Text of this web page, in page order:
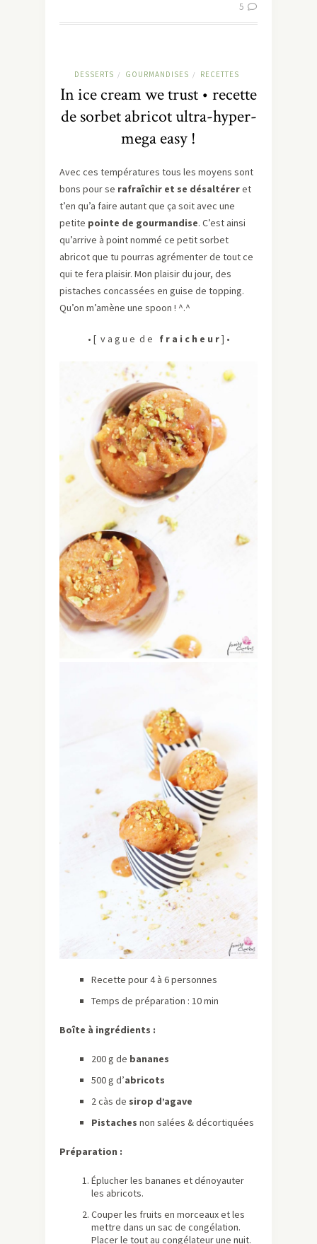
5
DESSERTS / GOURMANDISES / RECETTES
In ice cream we trust • recette
de sorbet abricot ultra-hyper-
mega easy !
Avec ces températures tous les moyens sont
bons pour se rafraîchir et se désaltéreret
t’en qu’a faire autant que ça soit avec une
petite pointe de gourmandise. C’est ainsi
qu’arrive à point nommé ce petit sorbet
abricot que tu pourras agrémenter de tout ce
qui te fera plaisir. Mon plaisir du jour, des
pistaches concassées en guise de topping.
Qu’on m’amène une spoon ! ^.^
• [ v a g u e d e f r a i c h e u r] •
Recette pour 4 à 6 personnes
Temps de préparation : 10 min
Boîte à ingrédients :
200 g de bananes
500 g d’abricots
2 càs de sirop d’agave
Pistaches non salées & décortiquées
Préparation :
Éplucher les bananes et dénoyauter
les abricots.
Couper les fruits en morceaux et les
mettre dans un sac de congélation.
Placer le tout au congélateur une nuit.